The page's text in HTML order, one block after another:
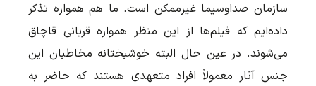
سازمان صداوسیما غیرممکن است. ما هم همواره تذکر
داده‌ایم که فیلم‌ها از این منظر همواره قربانی قاچاق
می‌شوند. در عین حال البته خوشبختانه مخاطبان این
جنس آثار معمولاً افراد متعهدی هستند که حاضر به